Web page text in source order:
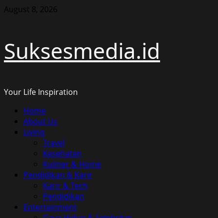
Skip
August 8, 2026
Suksesmedia.id
Your Life Inspiration
Primary
Menu
Home
About Us
Living
Travel
Kesehatan
Kuliner & Home
Pendidikan & Karir
Karir & Tech
Pendidikan
Entertainment